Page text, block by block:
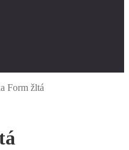
Form žltá